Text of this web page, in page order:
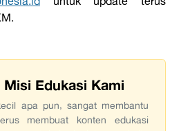
Misi Edukasi Kami
apa pun, sangat membantu
membuat konten edukasi